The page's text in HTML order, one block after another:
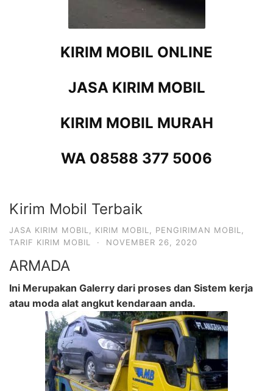
KIRIM MOBIL ONLINE
JASA KIRIM MOBIL
KIRIM MOBIL MURAH
WA 08588 377 5006
Kirim Mobil Terbaik
JASA KIRIM MOBIL KIRIM MOBIL PENGIRIMAN MOBIL
TARIF KIRIM MOBIL
· NOVEMBER 26, 2020
ARMADA
Ini Merupakan Galerry dari proses dan Sistem kerja
atau moda alat angkut kendaraan anda.